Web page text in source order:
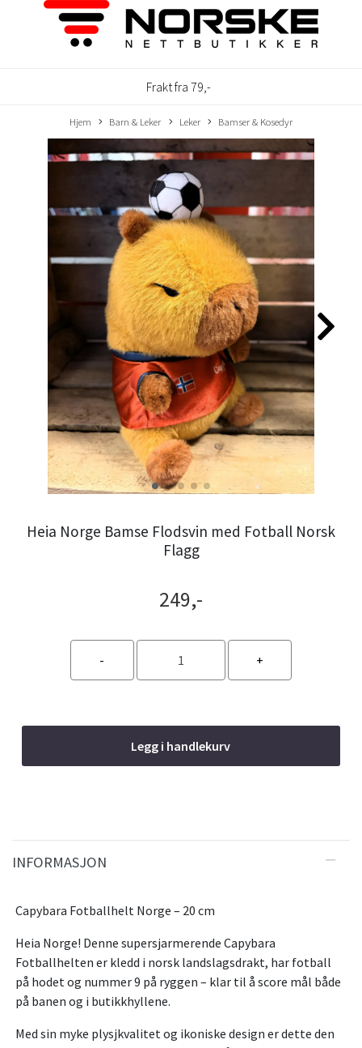
Frakt fra 79,-
Hjem Barn & Leker Leker Bamser & Kosedyr
Heia Norge Bamse Flodsvin med Fotball Norsk
Flagg
249,-
Legg i handlekurv
INFORMASJON
Capybara Fotballhelt Norge – 20 cm
Heia Norge! Denne supersjarmerende Capybara
Fotballhelten er kledd i norsk landslagsdrakt, har fotball
på hodet og nummer 9 på ryggen – klar til å score mål både
på banen og i butikkhyllene.
Med sin myke plysjkvalitet og ikoniske design er dette den